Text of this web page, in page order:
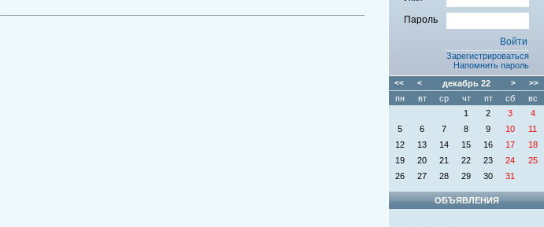
Пароль
Зарегистрироваться
Напомнить пароль
<< < декабрь 22 > >>
пн вт ср чт пт сб
вс
1
2 3
4
5
6 7 8 9 10
11
12
13 14 15 16 17
18
19
20 21 22 23 24
25
26
27 28 29 30 31
ОБЪЯВЛЕНИЯ